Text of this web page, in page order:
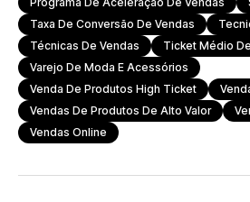
Taxa De Conversão De Vendas
Técnicas De Vendas
Ticket Médio
Varejo De Moda E Acessórios
Venda De Produtos High Ticket
Vendas De Produtos De Alto Valor
Vendas Online